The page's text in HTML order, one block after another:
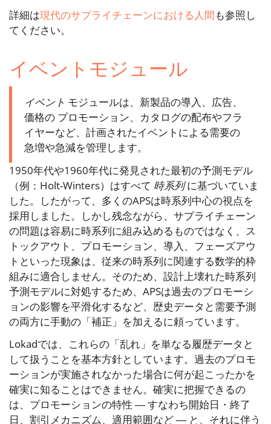
詳細は現代のサプライチェーンにおける人間も参照し
てください。
イベントモジュール
イベント モジュールは、新製品の導入、広告、
価格の プロモーション、カタログの配布やフラ
イヤーなど、計画されたイベントによる需要の
急増や急減を管理します。
1950年代や1960年代に発見された最初の予測モデル
（例：Holt-Winters）はすべて 時系列に基づいていま
した。したがって、多くのAPSは時系列中心の視点を
採用しました。しかし残念ながら、サプライチェーン
の問題は容易に時系列に組み込めるものではなく、ス
トックアウト、プロモーション、導入、フェーズアウ
トといった現象は、従来の時系列に関連する数学的枠
組みに適合しません。そのため、設計上壊れた時系列
予測モデルに対処するため、APSは過去のプロモーシ
ョンの影響を平滑化するなど、歴史データと需要予測
の両方に手動の「補正」を加えるに頼っています。
Lokadでは、これらの「乱れ」を単なる履歴データと
して扱うことを基本方針としています。過去のプロモ
ーションが実施されなかった場合に何が起こったかを
確実に知ることはできません。確実に把握できるの
は、プロモーションの特性 ― すなわち開始日・終了
日、割引メカニズム、適用範囲など ― と、それに伴う